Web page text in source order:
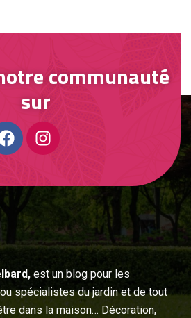
communauté
sur
est un blog pour les
spécialistes du jardin et de tout
dans la maison… Décoration,